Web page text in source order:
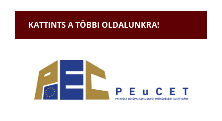
KATTINTS A TÖBBI OLDALUNKRA!